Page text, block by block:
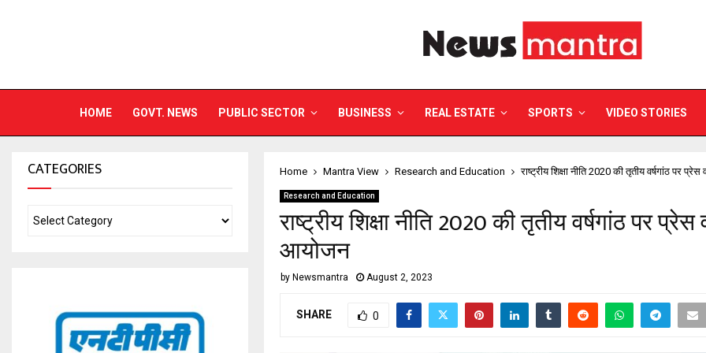
HOME GOVT. NEWS PUBLIC SECTOR BUSINESS REAL ESTATE SPORTS VIDEO STORIES
Home Mantra View Research and Education राष्ट्रीय शिक्षा नीति 2020 की तृतीय वर्षगांठ पर प्रेस
Research and Education
राष्ट्रीय शिक्षा नीति 2020 की तृतीय वर्षगांठ पर प्रेस
आयोजन
by Newsmantra August 2, 2023
SHARE 0
CATEGORIES